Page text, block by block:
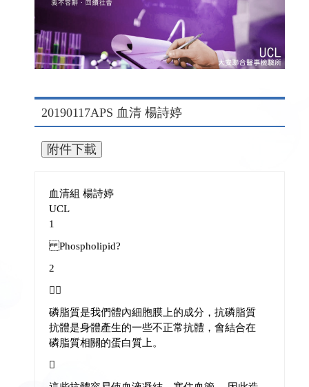
20190117APS 血清 楊詩婷
血清組 楊詩婷
UCL
1
Phospholipid?
2

磷脂質是我們體內細胞膜上的成分，抗磷脂質
抗體是身體產生的一些不正常抗體，會結合在
磷脂質相關的蛋白質上。
